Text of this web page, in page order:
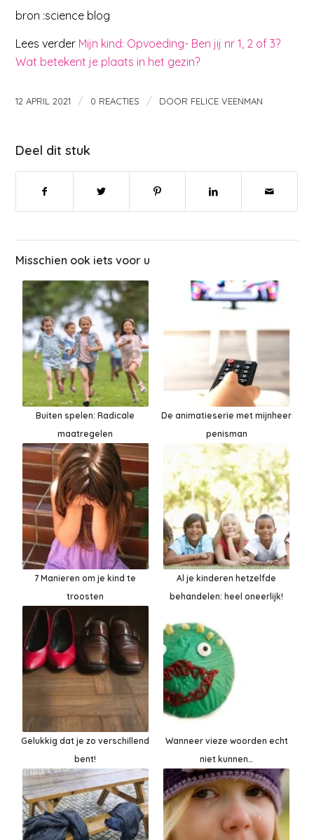
bron :science blog
Lees verder Mijn kind: Opvoeding- Ben jij nr 1, 2 of 3?
Wat betekent je plaats in het gezin?
12 APRIL 2021 / 0 REACTIES / DOOR FELICE VEENMAN
Deel dit stuk
Misschien ook iets voor u
Buiten spelen: Radicale
maatregelen
De animatieserie met mijnheer
penisman
7 Manieren om je kind te
troosten
Al je kinderen hetzelfde
behandelen: heel oneerlijk!
Gelukkig dat je zo verschillend
bent!
Wanneer vieze woorden echt
niet kunnen…